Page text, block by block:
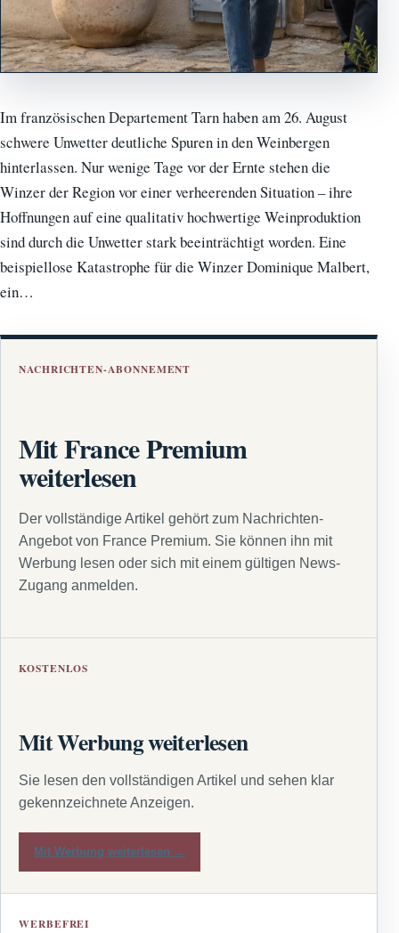
Im französischen Departement Tarn haben am 26. August
schwere Unwetter deutliche Spuren in den Weinbergen
hinterlassen. Nur wenige Tage vor der Ernte stehen die
Winzer der Region vor einer verheerenden Situation – ihre
Hoffnungen auf eine qualitativ hochwertige Weinproduktion
sind durch die Unwetter stark beeinträchtigt worden. Eine
beispiellose Katastrophe für die Winzer Dominique Malbert,
ein…
NACHRICHTEN-ABONNEMENT
Mit France Premium
weiterlesen
Der vollständige Artikel gehört zum Nachrichten-
Angebot von France Premium. Sie können ihn mit
Werbung lesen oder sich mit einem gültigen News-
Zugang anmelden.
KOSTENLOS
Mit Werbung weiterlesen
Sie lesen den vollständigen Artikel und sehen klar
gekennzeichnete Anzeigen.
Mit Werbung weiterlesen →
WERBEFREI